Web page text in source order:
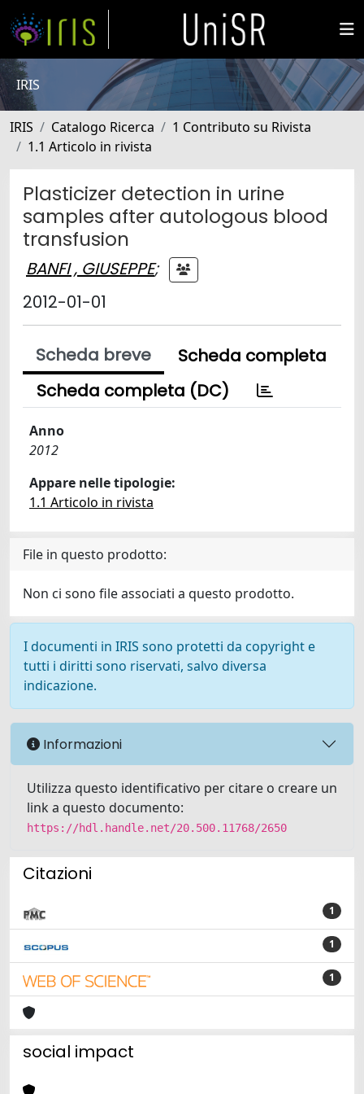
IRIS
IRIS Catalogo Ricerca
1 Contributo su Rivista
1.1 Articolo in rivista
Plasticizer detection in urine
samples after autologous blood
transfusion
BANFI , GIUSEPPE;
2012-01-01
Scheda breve
Scheda completa
Scheda completa (DC)
Anno
2012
Appare nelle tipologie:
1.1 Articolo in rivista
File in questo prodotto:
Non ci sono file associati a questo prodotto.
I documenti in IRIS sono protetti da copyright e
tutti i diritti sono riservati, salvo diversa
indicazione.
Informazioni
Utilizza questo identificativo per citare o creare un
link a questo documento:
https://hdl.handle.net/20.500.11768/2650
Citazioni
1
1
1
social impact